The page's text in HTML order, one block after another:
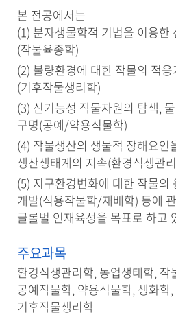
본 전공에서는
(1) 분자생물학적 기법을 이용한
(작물육종학)
(2) 불량환경에 대한 작물의 적응
(기후작물생리학)
(3) 신기능성 작물자원의 탐색,
구명(공예/약용식물학)
(4) 작물생산의 생물적 장해요인
생산생태계의 지속(환경식생관
(5) 지구환경변화에 대한 작물의
개발(식용작물학/재배학) 등에
글롤벌 인재육성을 목표로 하고
주요과목
환경식생관리학, 농업생태학, 작
공예작물학, 약용식물학, 생화학
기후작물생리학